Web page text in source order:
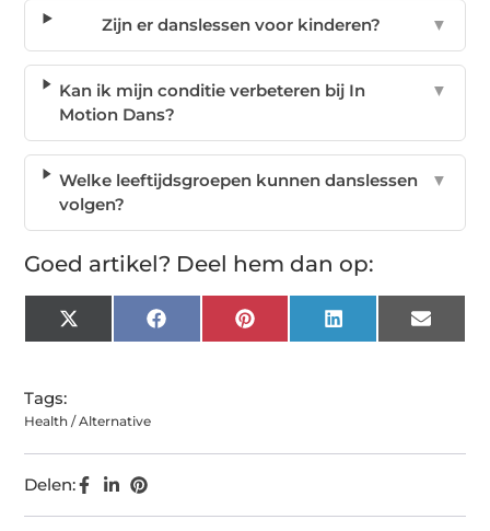
Zijn er danslessen voor kinderen? ▼
Kan ik mijn conditie verbeteren bij In
Motion Dans?
▼
Welke leeftijdsgroepen kunnen danslessen
volgen?
▼
Goed artikel? Deel hem dan op:
X
(Twitter)
Facebook Pinterest LinkedIn Email
Tags:
Health / Alternative
Delen: